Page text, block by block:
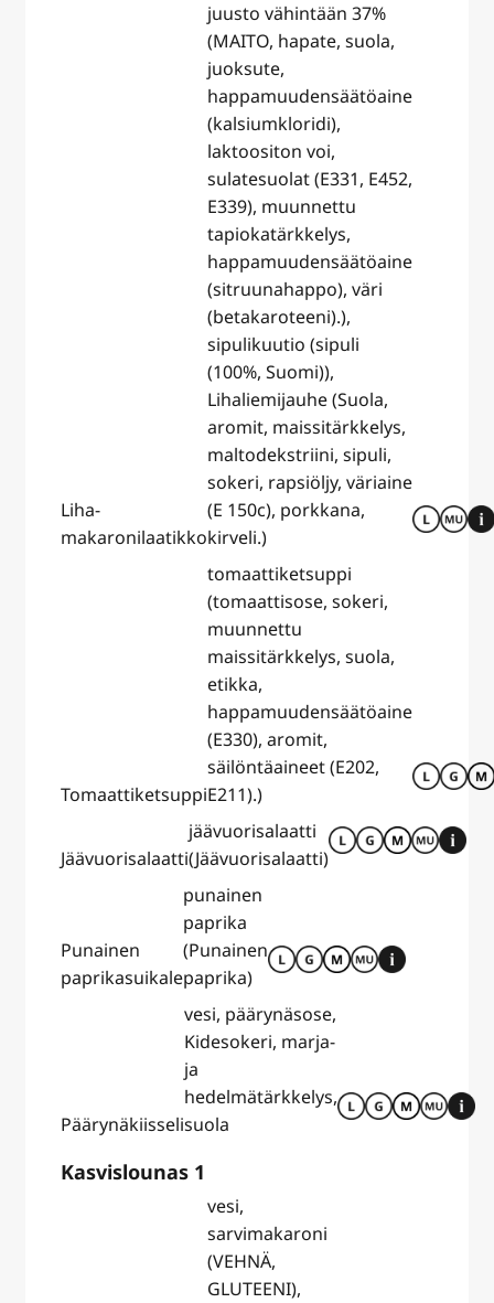
Liha-
makaronilaatikko
juusto vähintään 37%
(MAITO, hapate, suola,
juoksute,
happamuudensäätöaine
(kalsiumkloridi),
laktoositon voi,
sulatesuolat (E331, E452,
E339), muunnettu
tapiokatärkkelys,
happamuudensäätöaine
(sitruunahappo), väri
(betakaroteeni).),
sipulikuutio (sipuli
(100%, Suomi)),
Lihaliemijauhe (Suola,
aromit, maissitärkkelys,
maltodekstriini, sipuli,
sokeri, rapsiöljy, väriaine
(E 150c), porkkana,
kirveli.)
Tomaattiketsuppi
tomaattiketsuppi
(tomaattisose, sokeri,
muunnettu
maissitärkkelys, suola,
etikka,
happamuudensäätöaine
(E330), aromit,
säilöntäaineet (E202,
E211).)
Jäävuorisalaatti
jäävuorisalaatti
(Jäävuorisalaatti)
Punainen
paprikasuikale
punainen
paprika
(Punainen
paprika)
Päärynäkiisseli
vesi, päärynäsose,
Kidesokeri, marja-
ja
hedelmätärkkelys,
suola
Kasvislounas 1
vesi,
sarvimakaroni
(VEHNÄ,
GLUTEENI),